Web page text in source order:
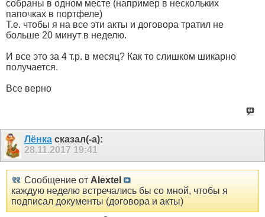
собраны в одном месте (например в нескольких
папочках в портфеле)
Т.е. чтобы я на все эти акты и договора тратил не
больше 20 минут в неделю.
И все это за 4 т.р. в месяц? Как то слишком шикарно
получается.
Все верно
Лёнкасказал(-а):
28.11.2017 19:41
Сообщение от Alextel
каждую неделю встречались бы со мной, чтобы я
подписал документы (договора и акты)